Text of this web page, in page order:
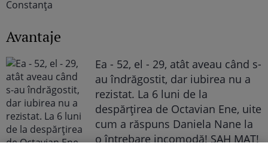
Avantaje
Ea - 52, el - 29, atât aveau când s-
au îndrăgostit, dar iubirea nu a
rezistat. La 6 luni de la
despărțirea de Octavian Ene, uite
cum a răspuns Daniela Nane la
o întrebare incomodă! ȘAH MAT!